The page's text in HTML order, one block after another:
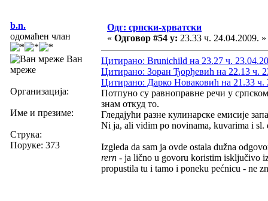
b.n.
одомаћен члан
Ван
мреже
Организација:
Име и презиме:
Струка:
Поруке: 373
Одг: српски-хрватски
« Одговор #54 у: 23.33 ч. 24.04.2009. »
Цитирано: Brunichild на 23.27 ч.
Цитирано: Зоран Ђорђевић на 22.13 ч.
Цитирано: Дарко Новаковић на 21.33 ч.
Потпуно су равноправне речи у српском
знам откуд то.
Гледајући разне кулинарске емисије
Ni ja, ali vidim po novinama, kuvarima i sl.
Izgleda da sam ja ovde ostala dužna
rern - ja lično u govoru koristim isključivo
propustila tu i tamo i poneku pećnicu - ne